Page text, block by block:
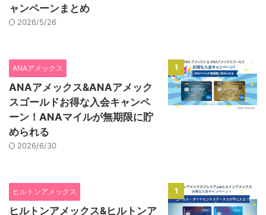
ャンペーンまとめ
2026/5/26
1
ANAアメックス
ANAアメックス&ANAアメック
スゴールドお得な入会キャンペ
ーン！ANAマイルが無期限に貯
められる
2026/6/30
1
ヒルトンアメックス
ヒルトンアメックス&ヒルトンア